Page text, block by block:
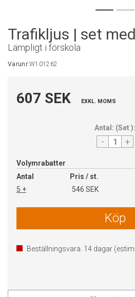
Trafikljus | set
Lämpligt i förskola
Varunr:W101262
607 SEK EXKL. MOMS
Antal: (Set):
- +
Volymrabatter
Antal
Pris / st.
5 +
546 SEK
Köp
Beställningsvara. 14 dagar